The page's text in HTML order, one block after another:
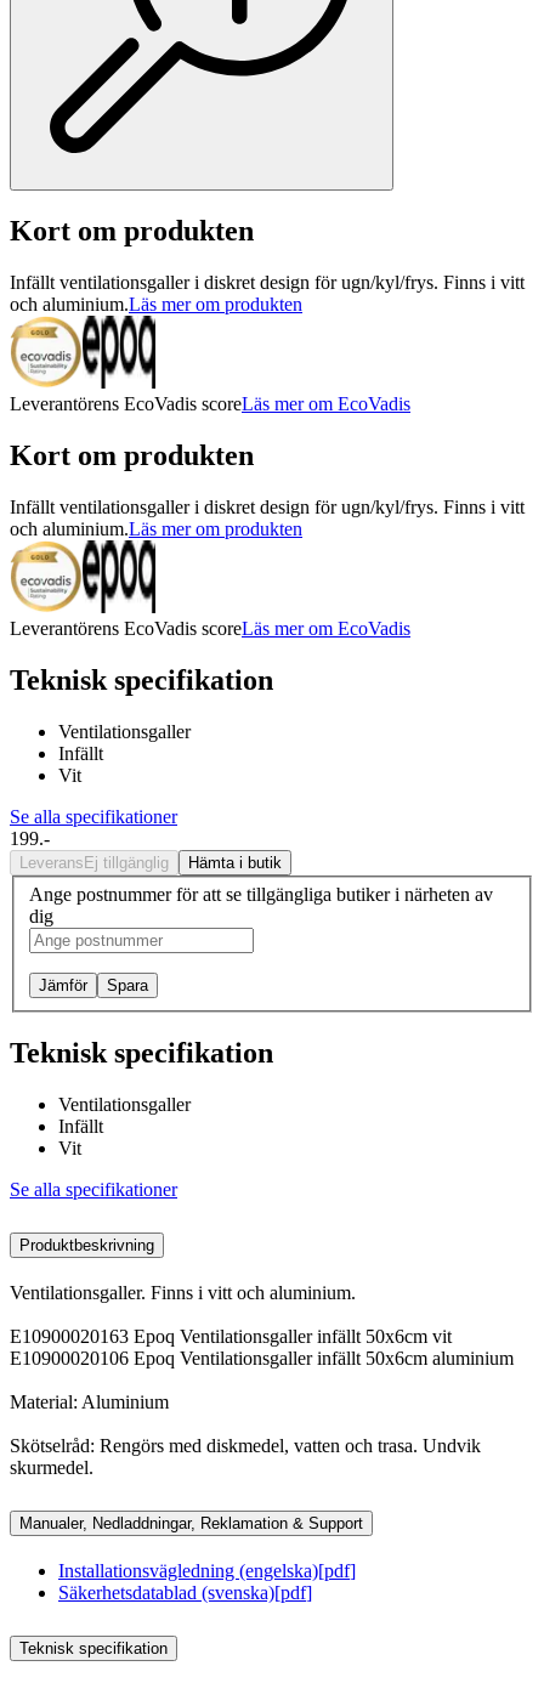
Kort om produkten
Infällt ventilationsgaller i diskret design för ugn/kyl/frys. Finns i vitt
och aluminium.Läs mer om produkten
Leverantörens EcoVadis scoreLäs mer om EcoVadis
Kort om produkten
Infällt ventilationsgaller i diskret design för ugn/kyl/frys. Finns i vitt
och aluminium.Läs mer om produkten
Leverantörens EcoVadis scoreLäs mer om EcoVadis
Teknisk specifikation
Ventilationsgaller
Infällt
Vit
Se alla specifikationer
199.-
Leverans Ej tillgänglig Hämta i butik
Ange postnummer för att se tillgängliga butiker i närheten av
dig
Jämför Spara
Teknisk specifikation
Ventilationsgaller
Infällt
Vit
Se alla specifikationer
Produktbeskrivning
Ventilationsgaller. Finns i vitt och aluminium.
E10900020163 Epoq Ventilationsgaller infällt 50x6cm vit
E10900020106 Epoq Ventilationsgaller infällt 50x6cm aluminium
Material: Aluminium
Skötselråd: Rengörs med diskmedel, vatten och trasa. Undvik
skurmedel.
Manualer, Nedladdningar, Reklamation & Support
Installationsvägledning (engelska)[pdf]
Säkerhetsdatablad (svenska)[pdf]
Teknisk specifikation